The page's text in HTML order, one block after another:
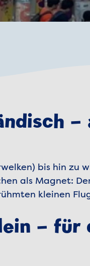
bis hin zu
als Magnet:
kleinen
– für